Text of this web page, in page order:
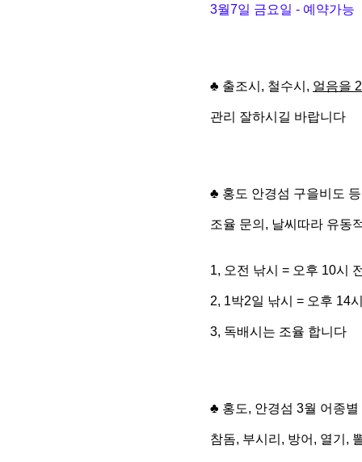
3월7일 금요일 - 예약가능
♣ 출조시, 철수시, 얼음을
관리 잘하시길 바랍니다
♣ 홍도 안경섬 구을비도
조율 문의, 날씨따라 유동
1, 오전 낚시 = 오후 10시
2, 1박2일 낚시 = 오후 14
3, 독배시는 조율 합니다
♣ 홍도, 안경섬 3월 어종별
참돔, 부시리, 방어, 열기,